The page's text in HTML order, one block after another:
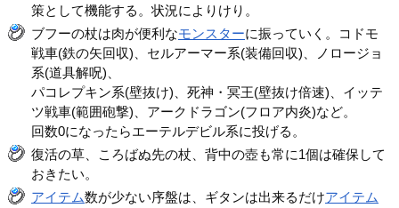
策として機能する。状況によりけり。
ブフーの杖は肉が便利なモンスターに振っていく。コドモ
戦車(鉄の矢回収)、セルアーマー系(装備回収)、ノロージョ
系(道具解呪)、
パコレプキン系(壁抜け)、死神・冥王(壁抜け倍速)、イッテ
ツ戦車(範囲砲撃)、アークドラゴン(フロア内炎)など。
回数0になったらエーテルデビル系に投げる。
復活の草、ころばぬ先の杖、背中の壺も常に1個は確保して
おきたい。
アイテム数が少ない序盤は、ギタンは出来るだけアイテム